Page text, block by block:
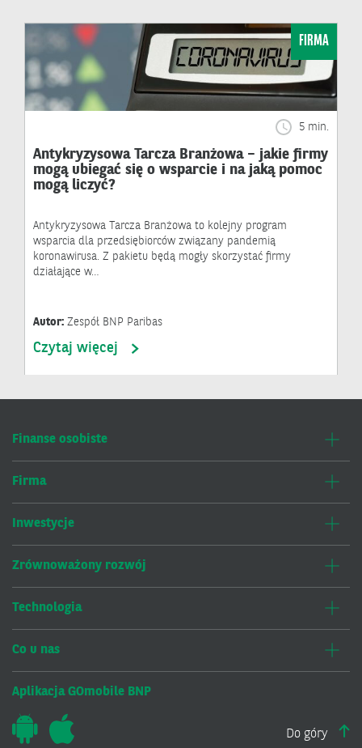
FIRMA
5 min.
Antykryzysowa Tarcza Branżowa – jakie firmy
mogą ubiegać się o wsparcie i na jaką pomoc
mogą liczyć?
Antykryzysowa Tarcza Branżowa to kolejny program
wsparcia dla przedsiębiorców związany pandemią
koronawirusa. Z pakietu będą mogły skorzystać firmy
działające w…
Autor: Zespół BNP Paribas
Czytaj więcej
Finanse osobiste
Firma
Inwestycje
Zrównoważony rozwój
Technologia
Co u nas
Aplikacja GOmobile BNP
Do góry